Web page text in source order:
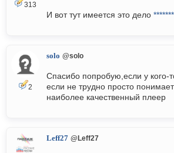
313
И вот тут имеется это дело
2
solo @solo
Спасибо попробую,если у кого-
если не трудно просто
наиболее качественный плеер
Leff27 @Leff27